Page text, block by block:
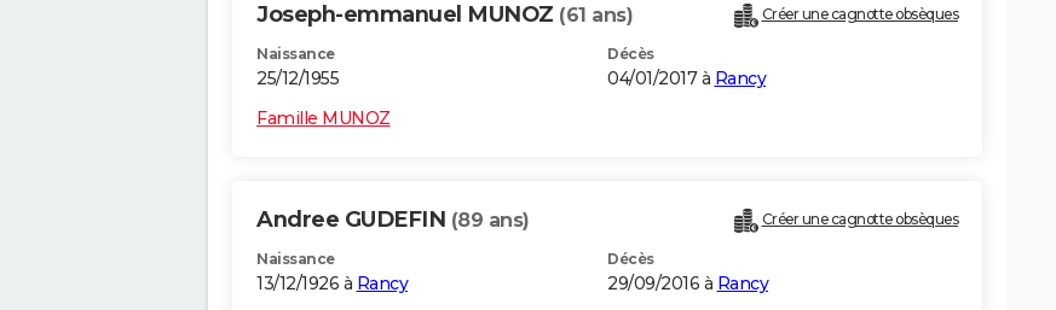
Joseph-emmanuel MUNOZ (61 ans) Créer une cagnotte obsèques
Naissance
25/12/1955
Décès
04/01/2017 à Rancy
Famille MUNOZ
Andree GUDEFIN (89 ans) Créer une cagnotte obsèques
Naissance
13/12/1926 à Rancy
Décès
29/09/2016 à Rancy